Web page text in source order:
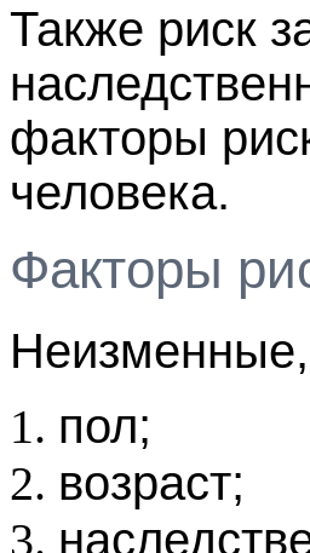
Также риск
факторы
человека.
Факторы
Неизменные,
пол;
возраст;